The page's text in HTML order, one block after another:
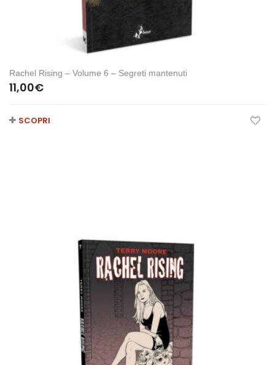
Rachel Rising – Volume 6 – Segreti mantenuti
11,00€
SCOPRI